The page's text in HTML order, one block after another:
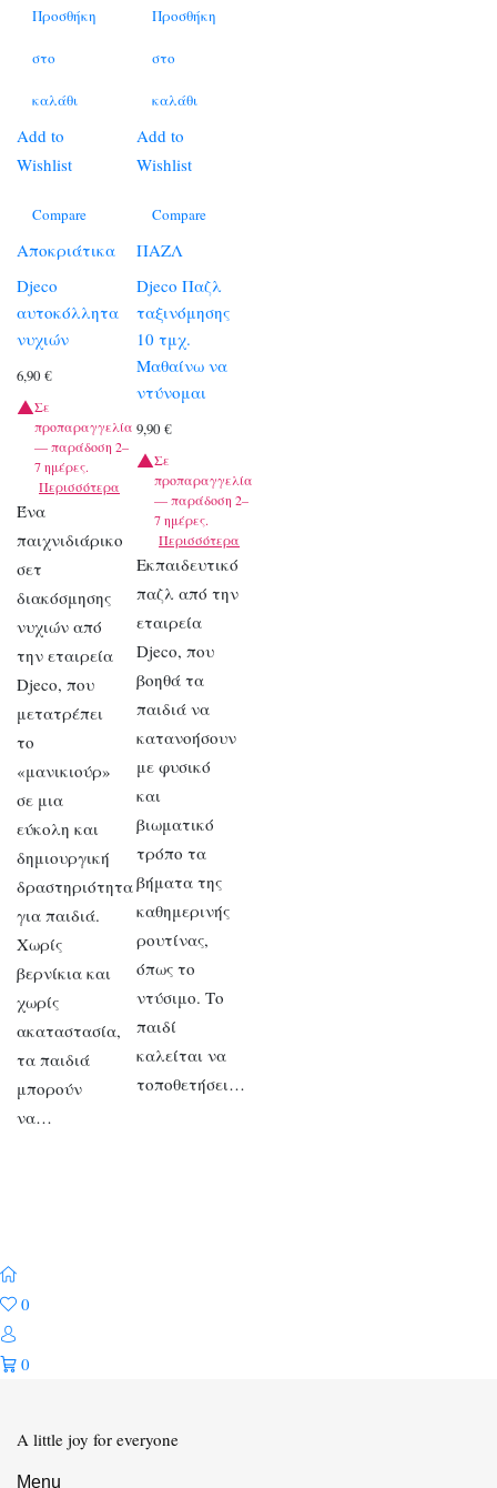
Προσθήκη
στο
καλάθι
Add to
Wishlist
Compare
Αποκριάτικα
Djeco
αυτοκόλλητα
νυχιών
6,90 €
Σε
προπαραγγελία
— παράδοση 2–
7 ημέρες.
Περισσότερα
Ένα
παιχνιδιάρικο
σετ
διακόσμησης
νυχιών από
την εταιρεία
Djeco, που
μετατρέπει
το
«μανικιούρ»
σε μια
εύκολη και
δημιουργική
δραστηριότητα
για παιδιά.
Χωρίς
βερνίκια και
χωρίς
ακαταστασία,
τα παιδιά
μπορούν
να…
Προσθήκη
στο
καλάθι
Add to
Wishlist
Compare
ΠΑΖΛ
Djeco Παζλ
ταξινόμησης
10 τμχ.
Μαθαίνω να
ντύνομαι
9,90€
Σε
προπαραγγελία
— παράδοση 2–
7 ημέρες.
Περισσότερα
Εκπαιδευτικό
παζλ από την
εταιρεία
Djeco, που
βοηθά τα
παιδιά να
κατανοήσουν
με φυσικό
και
βιωματικό
τρόπο τα
βήματα της
καθημερινής
ρουτίνας,
όπως το
ντύσιμο. Το
παιδί
καλείται να
τοποθετήσει…
0
0
A little joy for everyone
Menu